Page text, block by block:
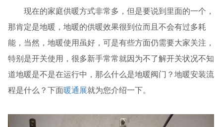
现在的家庭供暖方式非常多，但是要说到里面的一个，
那肯定是地暖，地暖的供暖效果很到位而且不会有过多耗
能，当然，地暖使用虽好，可是有些方面仍需要大家关注，
特别是开关使用，很多新手常常就因为不了解开关状况不知
道地暖是不是在运行中，那么什么是地暖阀门？地暖安装流
程是什么？下面暖通展就为您介绍一下。